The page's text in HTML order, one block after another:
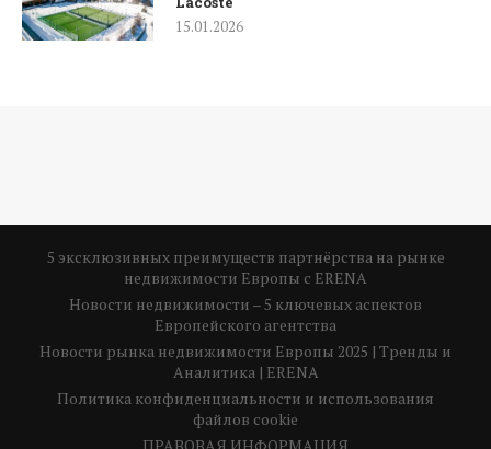
15.01.2026
5 эксклюзивных преимуществ партнёрства на рынке
недвижимости Европы с ERENA
Новости недвижимости – 5 ключевых аспектов
Европейского агентства
Новости рынка недвижимости Европы 2025 | Тренды и
Аналитика | ERENA
Политика конфиденциальности и использования
файлов cookie